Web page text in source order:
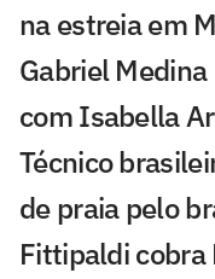
na estreia em
Gabriel
com Isabella
Técnico
de praia pelo
Fittipaldi cobra